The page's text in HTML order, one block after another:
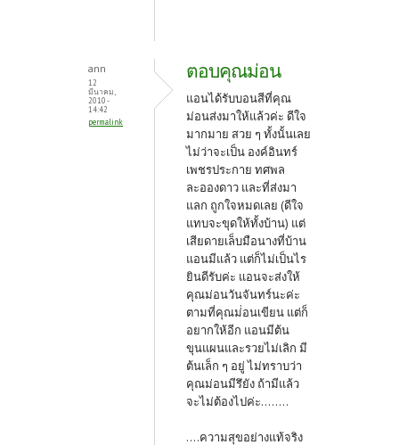
ann
12
มีนาคม,
2010 -
14:42
permalink
ตอบคุณม่อน
แอนได้รับบอนสีที่คุณ
ม่อนส่งมาให้แล้วค่ะ ดีใจ
มากมาย สวย ๆ ทั้งนั้นเลย
ไม่ว่าจะเป็น องค์อินทร์
เพชรประกาย ทศพล
ละอองดาว และที่ส่งมา
แลก ถูกใจหมดเลย (ดีใจ
แทบจะขุดให้ทั้งบ้าน) แต่
เสียดายเล็บมือนางที่บ้าน
แอนมีแล้ว แต่ก็ไม่เป็นไร
ยินดีรับค่ะ แอนจะส่งให้
คุณม่อนวันจันทร์นะค่ะ
ตามที่คุณม่่อนเขียน แต่ก็
อยากให้อีก แอนมีต้น
ขุนแผนและรวยไม่เลิก มี
ต้นเล็ก ๆ อยู่ ไม่ทราบว่า
คุณม่อนมีรึยัง ถ้ามีแล้ว
จะไม่ต้องไปค่ะ........
....ความสุขอย่างแท้จริง